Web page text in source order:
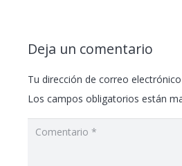
Deja un comentario
Tu dirección de correo
Los campos obligatorios están